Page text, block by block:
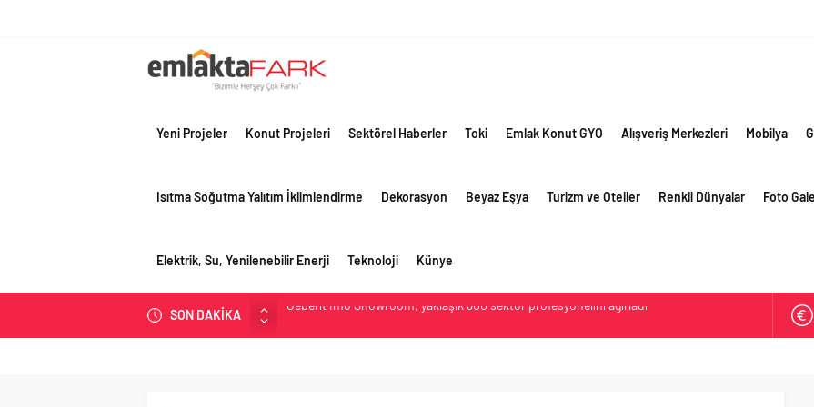
Yeni Projeler Konut Projeleri Sektörel Haberler Toki Emlak Konut GYO Alışveriş Merkezleri Mobilya
Isıtma Soğutma Yalıtım İklimlendirme Dekorasyon Beyaz Eşya Turizm ve Oteller Renkli Dünyalar Foto
Elektrik, Su, Yenilenebilir Enerji Teknoloji Künye
SON DAKİKA
Çimko, stratejik pazarlama vizyonuyla bayilerinin kurumsal gelişimini destekliyor
Birleşik Arap Emirlikleri’nin ilk yüksek hızlı demiryolu projesine Kalyon İnşaat imzası